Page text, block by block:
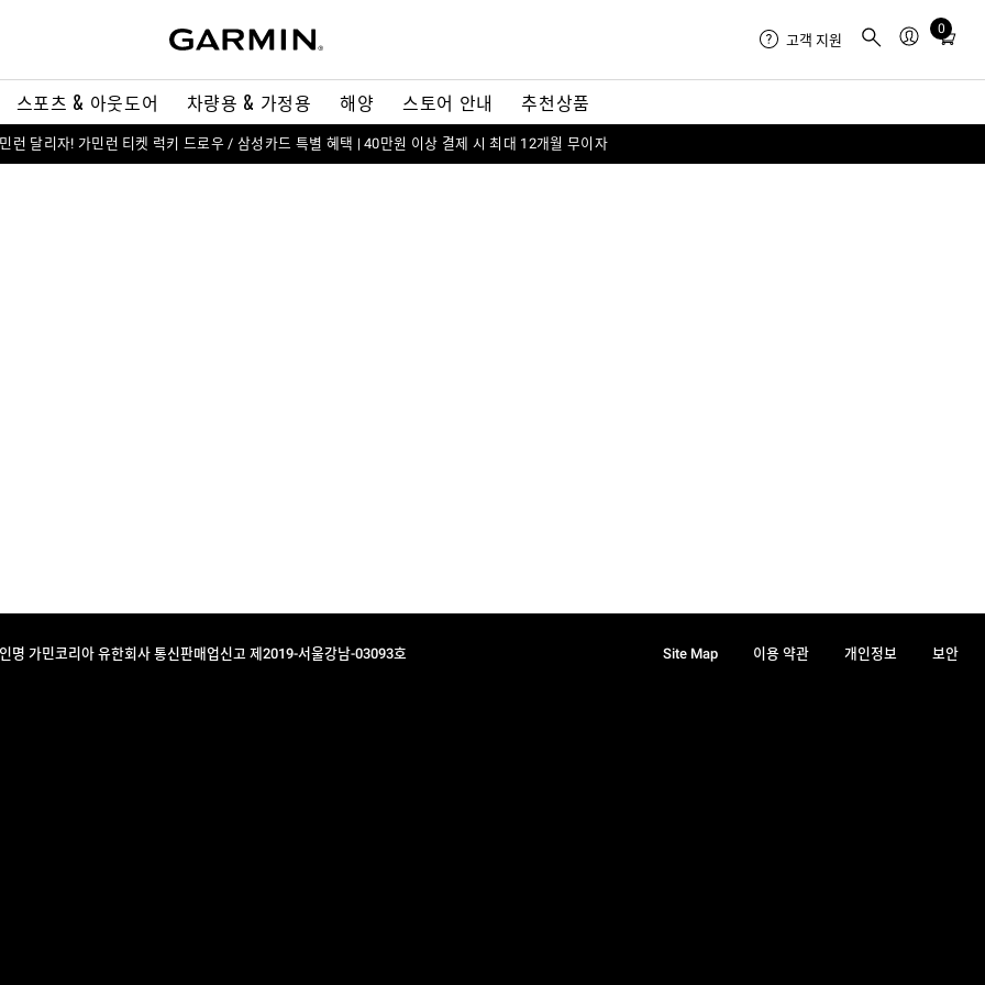
스포츠 & 아웃도어 차량용 & 가정용 해양 스토어 안내 추천상품
고객 지원
0
Total
in
런 달리자! 가민런 티켓 럭키 드로우 / 삼성카드 특별 혜택 | 40만원 이상 결제 시 최대 12개월 무이자
명 가민코리아 유한회사 통신판매업신고 제2019-서울강남-03093호
Site Map 이용 약관 개인정보 보안